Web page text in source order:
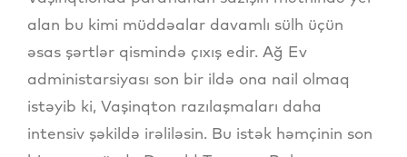
alan bu kimi müddəalar davamlı sülh üçün
əsas şərtlər qismində çıxış edir. Ağ Ev
administarsiyası son bir ildə ona nail olmaq
istəyib ki, Vaşinqton razılaşmaları daha
intensiv şəkildə irəliləsin. Bu istək həmçinin son